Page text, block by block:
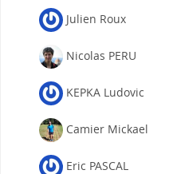
Julien Roux
Nicolas PERU
KEPKA Ludovic
Camier Mickael
Eric PASCAL